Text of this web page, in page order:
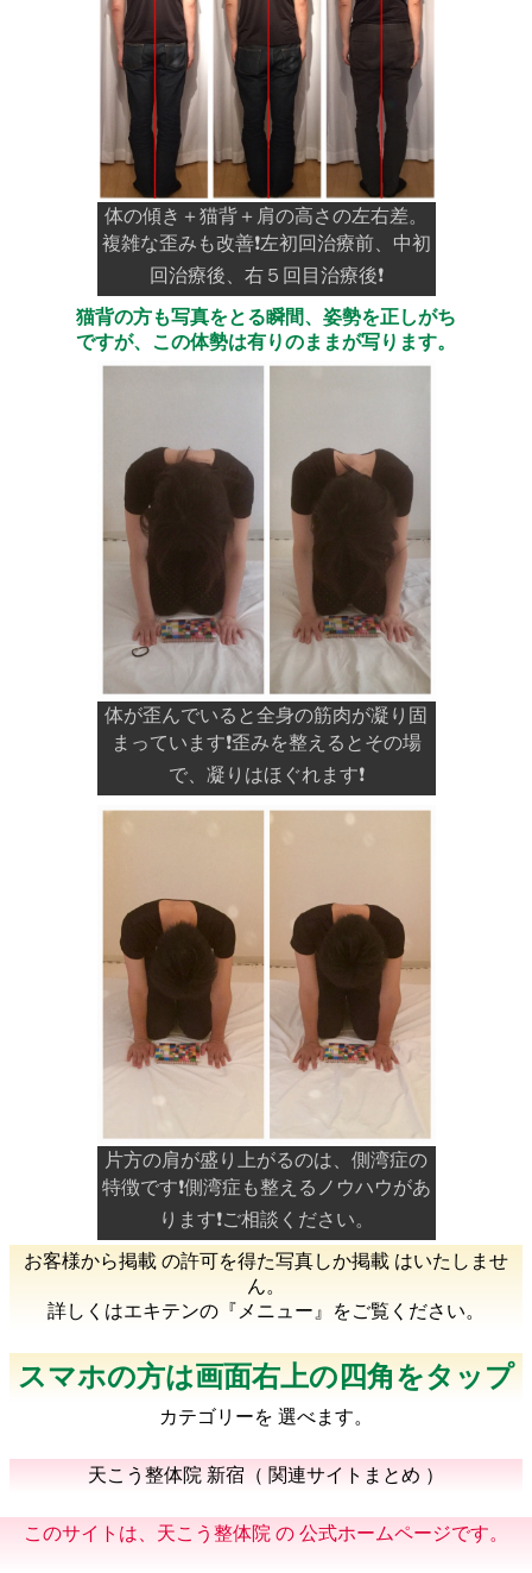
体の傾き＋猫背＋肩の高さの左右差。
複雑な歪みも改善❗️左初回治療前、中初
回治療後、右５回目治療後❗️
猫背の方も写真をとる瞬間、姿勢を正しがち
ですが、この体勢は有りのままが写ります。
体が歪んでいると全身の筋肉が凝り固
まっています❗️歪みを整えるとその場
で、凝りはほぐれます❗️
片方の肩が盛り上がるのは、側湾症の
特徴です❗️側湾症も整えるノウハウがあ
ります❗️ご相談ください。
お客様から掲載 の許可を得た写真しか掲載 はいたしませ
ん。
詳しくはエキテンの『メニュー』をご覧ください。
スマホの方は画面右上の四角をタップ
カテゴリーを 選べます。
天こう整体院 新宿（ 関連サイトまとめ ）
このサイトは、天こう整体院 の 公式ホームページです。